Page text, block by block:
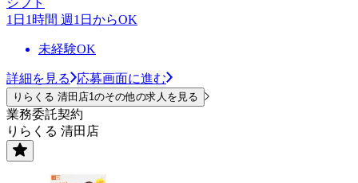
1日1時間 週1日からOK
未経験OK
詳細を見る 応募画面に進む
りらくる 清田店1のその他の求人を見る
業務委託契約
りらくる 清田店